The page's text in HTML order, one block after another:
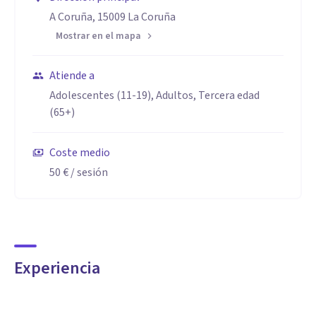
A Coruña, 15009 La Coruña
Mostrar en el mapa
Atiende a
Adolescentes (11-19), Adultos, Tercera edad
(65+)
Coste medio
50 €/ sesión
Experiencia